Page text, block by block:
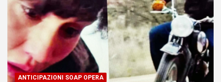
ANTICIPAZIONI SOAP OPERA